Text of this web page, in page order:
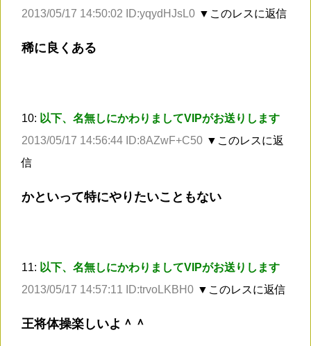
2013/05/17 14:50:02 ID:yqydHJsL0 ▼このレスに返信
稀に良くある
10: 以下、名無しにかわりましてVIPがお送りします
2013/05/17 14:56:44 ID:8AZwF+C50 ▼このレスに返
信
かといって特にやりたいこともない
11: 以下、名無しにかわりましてVIPがお送りします
2013/05/17 14:57:11 ID:trvoLKBH0 ▼このレスに返信
王将体操楽しいよ＾＾